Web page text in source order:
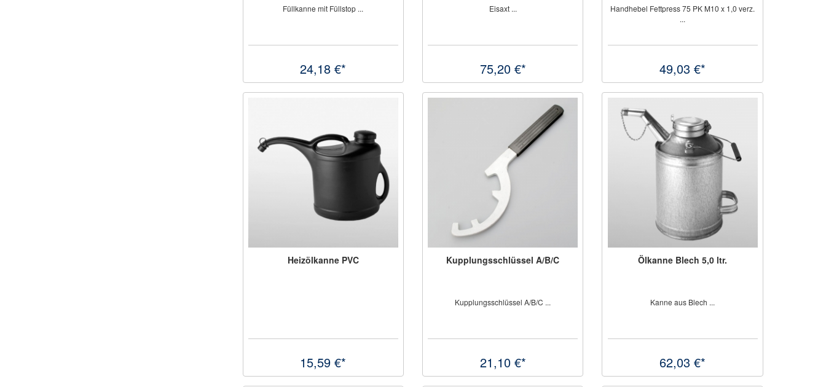
Füllkanne mit Füllstop ...
24,18 €*
Eisaxt ...
75,20 €*
Handhebel Fettpress 75 PK M10 x 1,0 verz.
...
49,03 €*
Heizölkanne PVC
15,59 €*
Kupplungsschlüssel A/B/C
Kupplungsschlüssel A/B/C ...
21,10 €*
Ölkanne Blech 5,0 ltr.
Kanne aus Blech ...
62,03 €*